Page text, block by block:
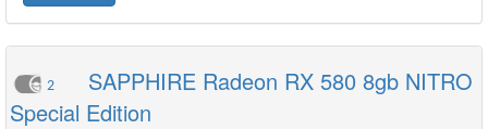
2
SAPPHIRE Radeon RX 580 8gb NITRO
Special Edition